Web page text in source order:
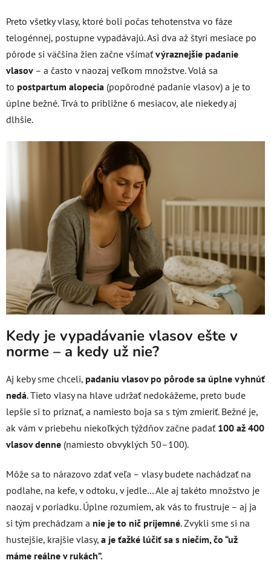
Preto všetky vlasy, ktoré boli počas tehotenstva vo fáze
telogénnej, postupne vypadávajú. Asi dva až štyri mesiace po
pôrode si väčšina žien začne všímať výraznejšie padanie
vlasov – a často v naozaj veľkom množstve. Volá sa
to postpartum alopecia (popôrodné padanie vlasov) a je to
úplne bežné. Trvá to približne 6 mesiacov, ale niekedy aj
dlhšie.
Kedy je vypadávanie vlasov ešte v
norme – a kedy už nie?
Aj keby sme chceli, padaniu vlasov po pôrode sa úplne vyhnúť
nedá. Tieto vlasy na hlave udržať nedokážeme, preto bude
lepšie si to priznať, a namiesto boja sa s tým zmieriť. Bežné je,
ak vám v priebehu niekoľkých týždňov začne padať 100 až 400
vlasov denne (namiesto obvyklých 50–100).
Môže sa to nárazovo zdať veľa – vlasy budete nachádzať na
podlahe, na kefe, v odtoku, v jedle… Ale aj takéto množstvo je
naozaj v poriadku. Úplne rozumiem, ak vás to frustruje – aj ja
si tým prechádzam a nie je to nič príjemné. Zvykli sme si na
hustejšie, krajšie vlasy, a je ťažké lúčiť sa s niečím, čo “už
máme reálne v rukách”.